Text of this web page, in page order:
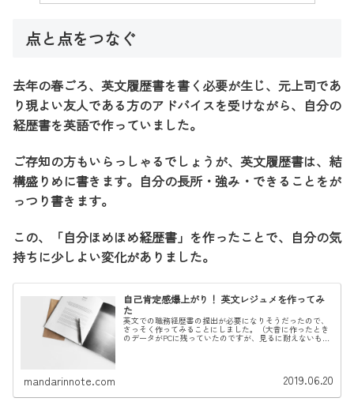
点と点をつなぐ
去年の春ごろ、英文履歴書を書く必要が生じ、元上司であ
り現よい友人である方のアドバイスを受けながら、自分の
経歴書を英語で作っていました。
ご存知の方もいらっしゃるでしょうが、英文履歴書は、結
構盛りめに書きます。自分の長所・強み・できることをが
っつり書きます。
この、「自分ほめほめ経歴書」を作ったことで、自分の気
持ちに少しよい変化がありました。
自己肯定感爆上がり！ 英文レジュメを作ってみ
た
英文での職務経歴書の提出が必要になりそうだったので、
さっそく作ってみることにしました。（大昔に作ったとき
のデータがPCに残っていたのですが、見るに耐えないもの
mandarinnote.com 2019.06.20